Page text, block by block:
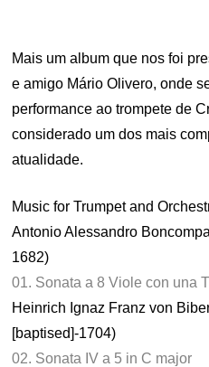
Mais um album que nos foi
e amigo Mário Olivero, onde
performance ao trompete de
considerado um dos mais
atualidade.
Music for Trumpet and
Antonio Alessandro
1682)
01. Sonata a 8 Viole con una
Heinrich Ignaz Franz von
[baptised]-1704)
02. Sonata IV a 5 in C major